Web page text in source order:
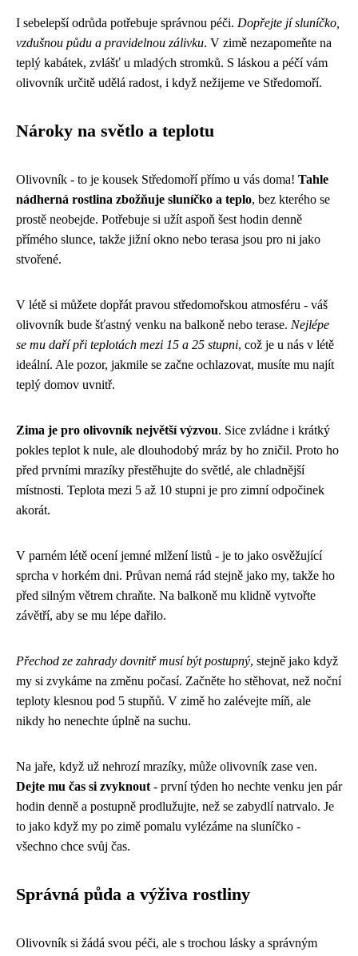
I sebelepší odrůda potřebuje správnou péči. Dopřejte jí sluníčko,
vzdušnou půdu a pravidelnou zálivku. V zimě nezapomeňte na
teplý kabátek, zvlášť u mladých stromků. S láskou a péčí vám
olivovník určitě udělá radost, i když nežijeme ve Středomoří.
Nároky na světlo a teplotu
Olivovník - to je kousek Středomoří přímo u vás doma! Tahle
nádherná rostlina zbožňuje sluníčko a teplo, bez kterého se
prostě neobejde. Potřebuje si užít aspoň šest hodin denně
přímého slunce, takže jižní okno nebo terasa jsou pro ni jako
stvořené.
V létě si můžete dopřát pravou středomořskou atmosféru - váš
olivovník bude šťastný venku na balkoně nebo terase. Nejlépe
se mu daří při teplotách mezi 15 a 25 stupni, což je u nás v létě
ideální. Ale pozor, jakmile se začne ochlazovat, musíte mu najít
teplý domov uvnitř.
Zima je pro olivovník největší výzvou. Sice zvládne i krátký
pokles teplot k nule, ale dlouhodobý mráz by ho zničil. Proto ho
před prvními mrazíky přestěhujte do světlé, ale chladnější
místnosti. Teplota mezi 5 až 10 stupni je pro zimní odpočinek
akorát.
V parném létě ocení jemné mlžení listů - je to jako osvěžující
sprcha v horkém dni. Průvan nemá rád stejně jako my, takže ho
před silným větrem chraňte. Na balkoně mu klidně vytvořte
závětří, aby se mu lépe dařilo.
Přechod ze zahrady dovnitř musí být postupný, stejně jako když
my si zvykáme na změnu počasí. Začněte ho stěhovat, než noční
teploty klesnou pod 5 stupňů. V zimě ho zalévejte míň, ale
nikdy ho nenechte úplně na suchu.
Na jaře, když už nehrozí mrazíky, může olivovník zase ven.
Dejte mu čas si zvyknout - první týden ho nechte venku jen pár
hodin denně a postupně prodlužujte, než se zabydlí natrvalo. Je
to jako když my po zimě pomalu vylézáme na sluníčko -
všechno chce svůj čas.
Správná půda a výživa rostliny
Olivovník si žádá svou péči, ale s trochou lásky a správným